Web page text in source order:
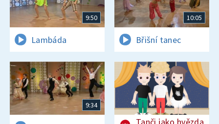
9:50
Lambáda
10:05
Břišní tanec
9:34